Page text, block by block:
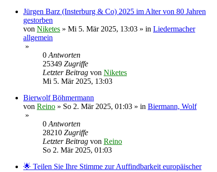
Jürgen Barz (Insterburg & Co) 2025 im Alter von 80 Jahren
gestorben
von Niketes » Mi 5. Mär 2025, 13:03 » in Liedermacher
allgemein
»
0Antworten
25349 Zugriffe
Letzter Beitrag von Niketes
Mi 5. Mär 2025, 13:03
Bierwolf Böhmermann
von Reino » So 2. Mär 2025, 01:03 » in Biermann, Wolf
»
0Antworten
28210 Zugriffe
Letzter Beitrag von Reino
So 2. Mär 2025, 01:03
🌟 Teilen Sie Ihre Stimme zur Auffindbarkeit europäischer